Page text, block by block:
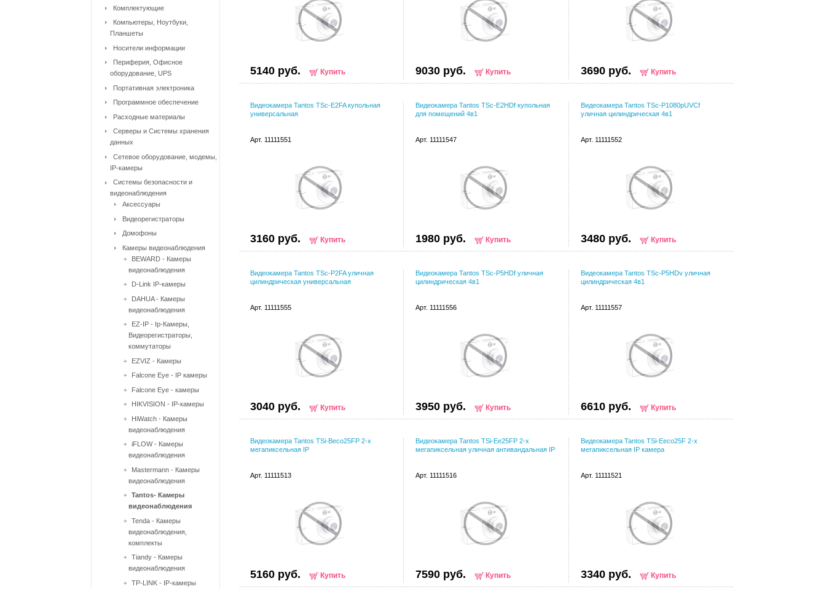
5140 руб. Купить 9030 руб. Купить 3690 руб. Купить
Видеокамера Tantos TSc-E2FA купольная
универсальная
Арт. 11111551
3160 руб. Купить
Видеокамера Tantos TSc-E2HDf купольная
для помещений 4в1
Арт. 11111547
1980 руб. Купить
Видеокамера Tantos TSc-P1080pUVCf
уличная цилиндрическая 4в1
Арт. 11111552
3480 руб. Купить
Видеокамера Tantos TSc-P2FA уличная
цилиндрическая универсальная
Арт. 11111555
3040 руб. Купить
Видеокамера Tantos TSc-P5HDf уличная
цилиндрическая 4в1
Арт. 11111556
3950 руб. Купить
Видеокамера Tantos TSc-P5HDv уличная
цилиндрическая 4в1
Арт. 11111557
6610 руб. Купить
Видеокамера Tantos TSi-Beco25FP 2-х
мегапиксельная IP
Арт. 11111513
5160 руб. Купить
Видеокамера Tantos TSi-Ee25FP 2-х
мегапиксельная уличная антивандальная IP
Арт. 11111516
7590 руб. Купить
Видеокамера Tantos TSi-Eeco25F 2-х
мегапиксельная IP камера
Арт. 11111521
3340 руб. Купить
Комплектующие
Компьютеры, Ноутбуки,
Планшеты
Носители информации
Периферия, Офисное
оборудование, UPS
Портативная электроника
Программное обеспечение
Расходные материалы
Серверы и Системы хранения
данных
Сетевое оборудование, модемы,
IP-камеры
Системы безопасности и
видеонаблюдения
Аксессуары
Видеорегистраторы
Домофоны
Камеры видеонаблюдения
BEWARD - Камеры
видеонаблюдения
D-Link IP-камеры
DAHUA - Камеры
видеонаблюдения
EZ-IP - Ip-Камеры,
Видеорегистраторы,
коммутаторы
EZVIZ - Камеры
Falcone Eye - IP камеры
Falcone Eye - камеры
HIKVISION - IP-камеры
HiWatch - Камеры
видеонаблюдения
iFLOW - Камеры
видеонаблюдения
Mastermann - Камеры
видеонаблюдения
Tantos- Камеры
видеонаблюдения
Tenda - Камеры
видеонаблюдения,
комплекты
Tiandy - Камеры
видеонаблюдения
TP-LINK - IP-камеры